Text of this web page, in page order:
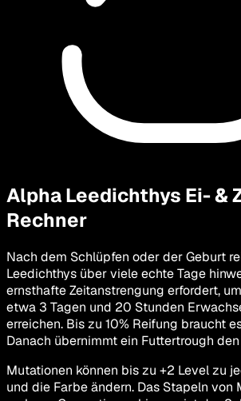
Alpha Leedichthys Ei- &
Rechner
Nach dem Schlüpfen oder der Geburt
Leedichthys über viele echte Tage
ernsthafte Zeitanstrengung erfordert,
etwa 3 Tagen und 20 Stunden
erreichen. Bis zu 10% Reifung braucht
Danach übernimmt ein Futtertrough
Mutationen können bis zu +2 Level zu
und die Farbe ändern. Das Stapeln von